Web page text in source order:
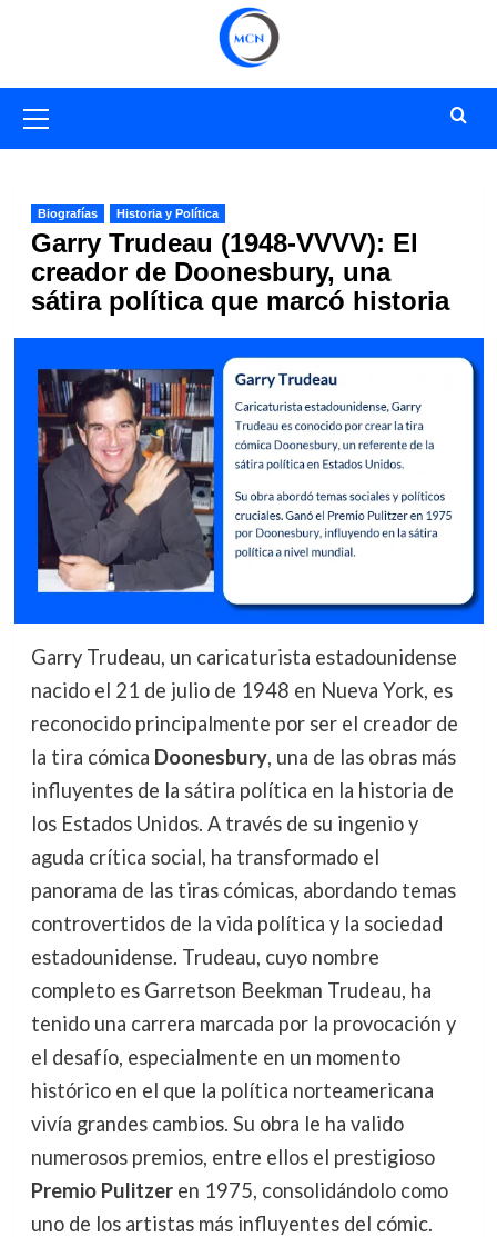
primario
Biografías Historia y Política
Garry Trudeau (1948-VVVV): El
creador de Doonesbury, una
sátira política que marcó historia
Garry Trudeau, un caricaturista estadounidense
nacido el 21 de julio de 1948 en Nueva York, es
reconocido principalmente por ser el creador de
la tira cómica Doonesbury, una de las obras más
influyentes de la sátira política en la historia de
los Estados Unidos. A través de su ingenio y
aguda crítica social, ha transformado el
panorama de las tiras cómicas, abordando temas
controvertidos de la vida política y la sociedad
estadounidense. Trudeau, cuyo nombre
completo es Garretson Beekman Trudeau, ha
tenido una carrera marcada por la provocación y
el desafío, especialmente en un momento
histórico en el que la política norteamericana
vivía grandes cambios. Su obra le ha valido
numerosos premios, entre ellos el prestigioso
Premio Pulitzeren 1975, consolidándolo como
uno de los artistas más influyentes del cómic.